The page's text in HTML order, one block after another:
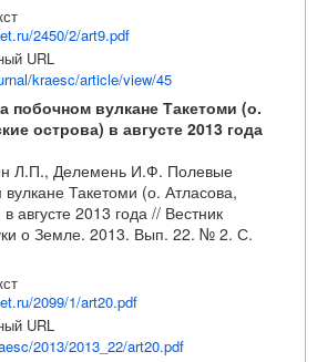
2450/2/art9.pdf
kraesc/article/view/45
побочном вулкане Такетоми (о.
острова) в августе 2013 года
Л.П., Делемень И.Ф. Полевые
Такетоми (о. Атласова,
августе 2013 года // Вестник
о Земле. 2013. Вып. 22. № 2. С.
2099/1/art20.pdf
2013/2013_22/art20.pdf